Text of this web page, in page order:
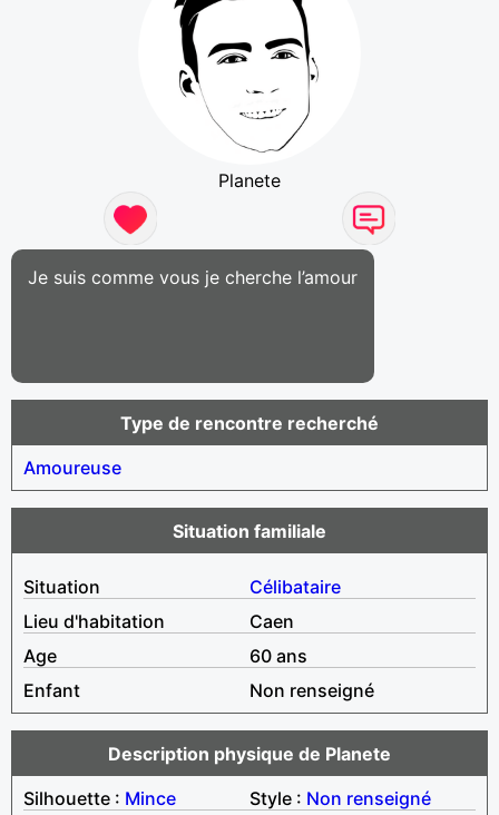
Planete
Je suis comme vous je cherche l’amour
Type de rencontre recherché
Amoureuse
Situation familiale
Situation
Célibataire
Lieu d'habitation
Caen
Age
60 ans
Enfant
Non renseigné
Description physique de Planete
Silhouette : Mince Style : Non renseigné